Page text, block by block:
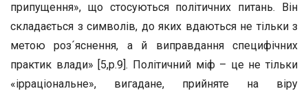
припущення», що стосуються політичних питань. Він
складається з символів, до яких вдаються не тільки з
метою роз´яснення, а й виправдання специфічних
практик влади» [5,р.9]. Політичний міф – це не тільки
«ірраціональне», вигадане, прийняте на віру